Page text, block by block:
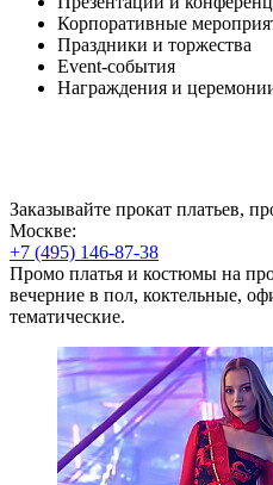
Корпоративные
Праздники и торжества
Event-события
Награждения и
Заказывайте прокат платьев,
Москве:
+7 (495) 146-87-38
Промо платья и костюмы на
вечерние в пол, коктельные,
тематические.